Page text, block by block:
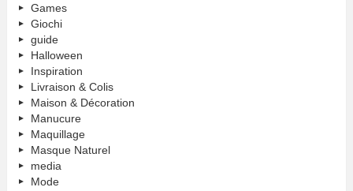
Games
Giochi
guide
Halloween
Inspiration
Livraison & Colis
Maison & Décoration
Manucure
Maquillage
Masque Naturel
media
Mode